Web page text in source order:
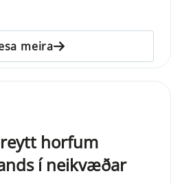
meira
horfum
í neikvæðar